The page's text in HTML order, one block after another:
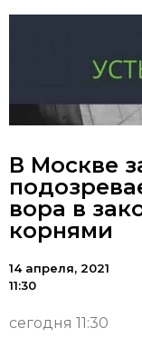
В Москве
вора в
корнями
14 апреля, 2021
11:30
сегодня 11:30